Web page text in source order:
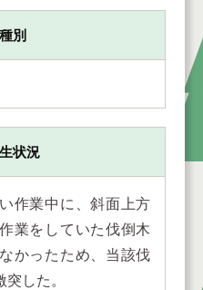
別
状況
作業中に、斜面上方
業をしていた伐倒木
かったため、当該伐
した。